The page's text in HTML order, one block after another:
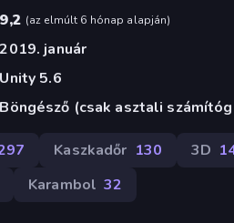
9,2 (az elmúlt 6 hónap alapján)
2019. január
Unity 5.6
Böngésző (csak asztali
Kaszkadőr 130 3D
Karambol 32